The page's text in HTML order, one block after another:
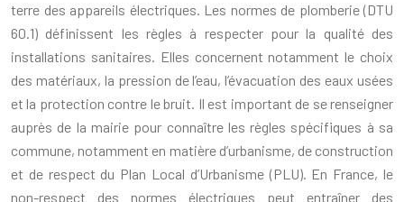
terre des appareils électriques. Les normes de plomberie (DTU
60.1) définissent les règles à respecter pour la qualité des
installations sanitaires. Elles concernent notamment le choix
des matériaux, la pression de l’eau, l’évacuation des eaux usées
et la protection contre le bruit. Il est important de se renseigner
auprès de la mairie pour connaître les règles spécifiques à sa
commune, notamment en matière d’urbanisme, de construction
et de respect du Plan Local d’Urbanisme (PLU). En France, le
non-respect des normes électriques peut entraîner des